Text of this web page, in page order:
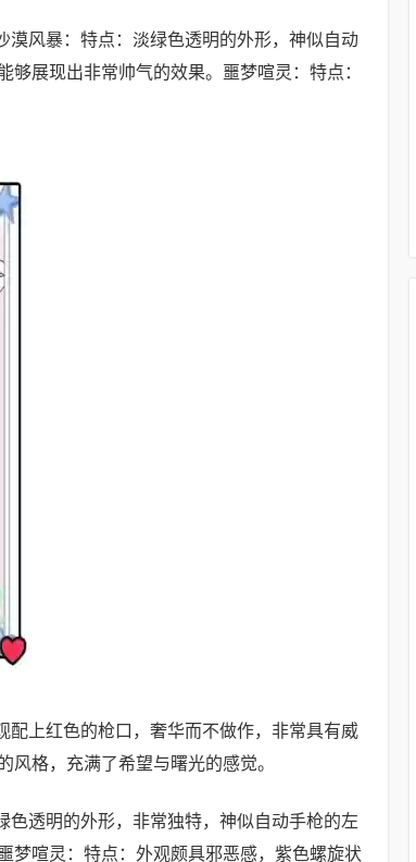
风暴：特点：淡绿色透明的外形，神似自动
展现出非常帅气的效果。噩梦喧灵：特点：
上红色的枪口，奢华而不做作，非常具有威
格，充满了希望与曙光的感觉。
透明的外形，非常独特，神似自动手枪的左
梦喧灵：特点：外观颇具邪恶感，紫色螺旋状